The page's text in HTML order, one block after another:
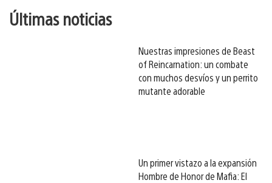
Últimas noticias
Nuestras impresiones de Beast
of Reincarnation: un combate
con muchos desvíos y un perrito
mutante adorable
Un primer vistazo a la expansión
Hombre de Honor de Mafia: El